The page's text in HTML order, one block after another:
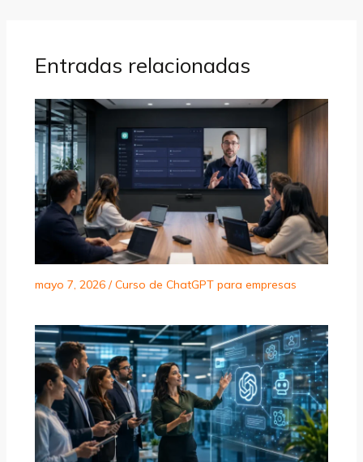
Entradas relacionadas
mayo 7, 2026 /Curso de ChatGPT para empresas